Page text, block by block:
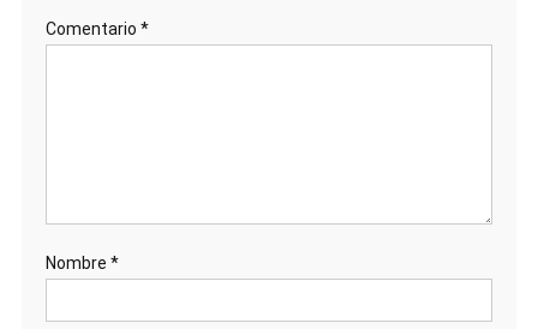
Comentario *
Nombre *